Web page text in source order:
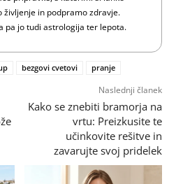
življenje in podpramo zdravje.
pa jo tudi astrologija ter lepota.
bezgovi cvetovi pranje
Naslednji članek
Kako se znebiti bramorja na
vrtu: Preizkusite te
učinkovite rešitve in
zavarujte svoj pridelek